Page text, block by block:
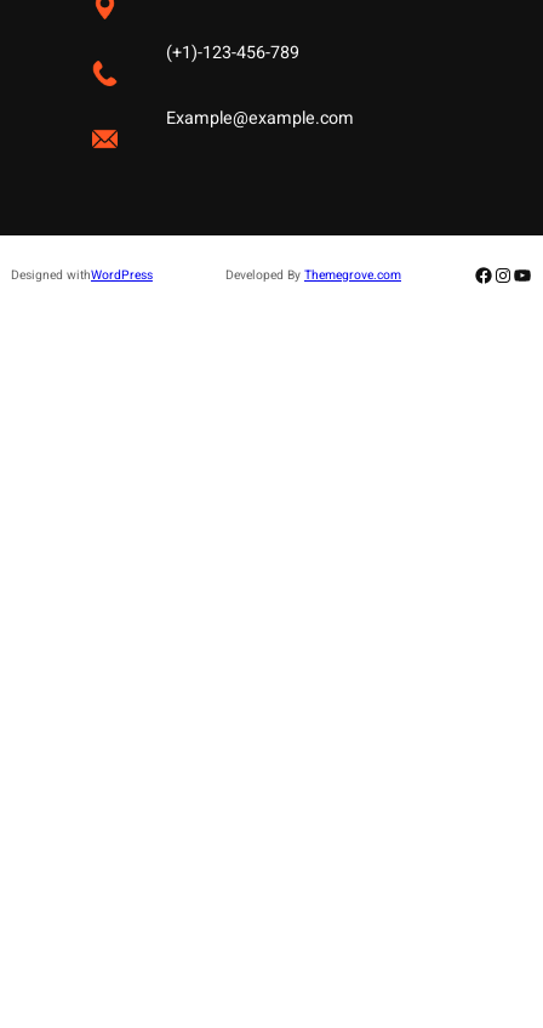
(+1)-123-456-789
Example@example.com
Designed withWordPress Developed By Themegrove.com